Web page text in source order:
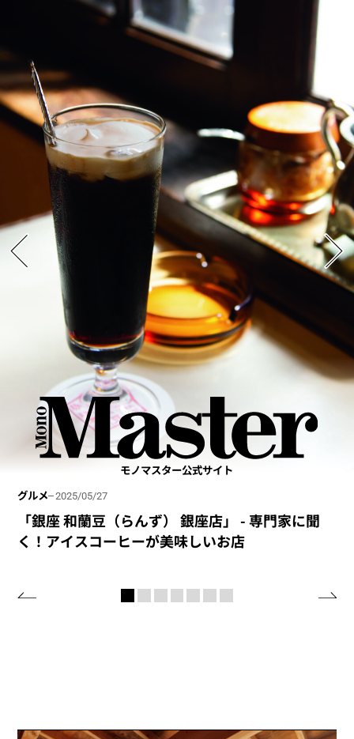
モノマスター公式サイト
アウトドア
「GW・夏の国内旅行におすすめ」島根県の石見
エリアがおもしろい！雲海浮かぶ山城、入場無料
のホースパーク…“伝統と今が共存する街”おすす
め観光スポット6選
雑貨・家電 2026/02/06
二子玉川 蔦屋家電に潜入！【食フロア編】専門ス
タッフが教える暮らしを楽しむ、おしゃれな家
電。
グルメ 2025/05/27
「銀座 和蘭豆（らんず） 銀座店」 - 専門家に聞
く！アイスコーヒーが美味しいお店
グルメ 2025/05/23